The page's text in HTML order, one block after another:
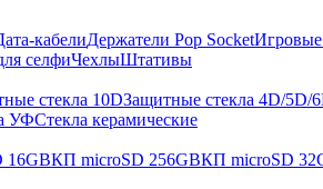
кабелиДержатели Pop Socket
селфиЧехлыШтативы
стекла 10DЗащитные стекла 4D/5D/
УФСтекла керамические
16GBКП microSD 256GBКП microSD